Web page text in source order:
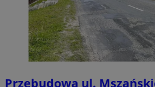
Przebudowa ul.